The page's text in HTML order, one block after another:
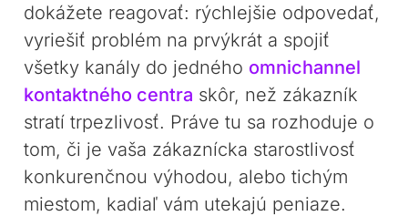
dokážete reagovať: rýchlejšie odpovedať,
vyriešiť problém na prvýkrát a spojiť
všetky kanály do jedného omnichannel
kontaktného centra skôr, než zákazník
stratí trpezlivosť. Práve tu sa rozhoduje o
tom, či je vaša zákaznícka starostlivosť
konkurenčnou výhodou, alebo tichým
miestom, kadiaľ vám utekajú peniaze.